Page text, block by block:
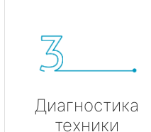
Диагностика
техники